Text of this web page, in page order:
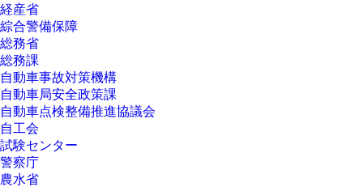
経産省
綜合警備保障
総務省
総務課
自動車事故対策機構
自動車局安全政策課
自動車点検整備推進協議会
自工会
試験センター
警察庁
農水省